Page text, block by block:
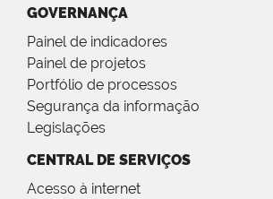
GOVERNANÇA
Painel de indicadores
Painel de projetos
Portfólio de processos
Segurança da informação
Legislações
CENTRAL DE SERVIÇOS
Acesso à internet